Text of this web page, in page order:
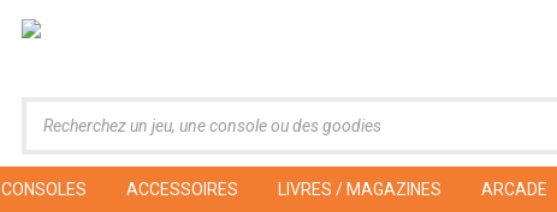
CONSOLES ACCESSOIRES LIVRES / MAGAZINES ARCADE